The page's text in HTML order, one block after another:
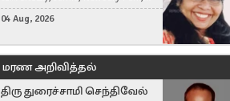
United Kingdom
04 Aug, 2026
மரண அறிவித்தல்
திரு துரைச்சாமி செந்திவேல்